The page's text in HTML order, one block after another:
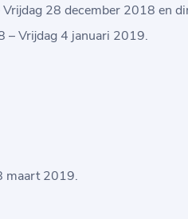
Vrijdag 28 december 2018 en
– Vrijdag 4 januari 2019.
maart 2019.